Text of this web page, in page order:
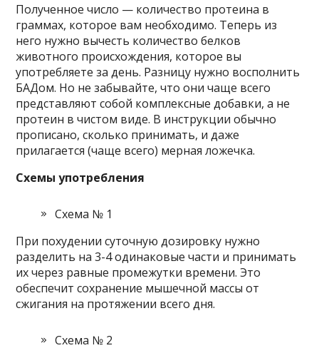
Полученное число — количество протеина в
граммах, которое вам необходимо. Теперь из
него нужно вычесть количество белков
животного происхождения, которое вы
употребляете за день. Разницу нужно восполнить
БАДом. Но не забывайте, что они чаще всего
представляют собой комплексные добавки, а не
протеин в чистом виде. В инструкции обычно
прописано, сколько принимать, и даже
прилагается (чаще всего) мерная ложечка.
Схемы употребления
Схема № 1
При похудении суточную дозировку нужно
разделить на 3-4 одинаковые части и принимать
их через равные промежутки времени. Это
обеспечит сохранение мышечной массы от
сжигания на протяжении всего дня.
Схема № 2